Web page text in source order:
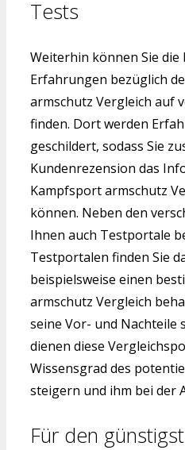
Tests
Weiterhin können Sie
Erfahrungen bezüglich
armschutz Vergleich auf
finden. Dort werden
geschildert, sodass Sie
Kundenrezension das
Kampfsport armschutz
können. Neben den
Ihnen auch Testportale
Testportalen finden Sie
beispielsweise einen
armschutz Vergleich
seine Vor- und Nachteile
dienen diese
Wissensgrad des
steigern und ihm bei der
Für den